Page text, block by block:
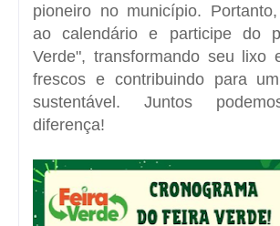
pioneiro no município.
ao calendário e participe do
Verde", transformando seu lixo
frescos e contribuindo para
sustentável. Juntos
diferença!